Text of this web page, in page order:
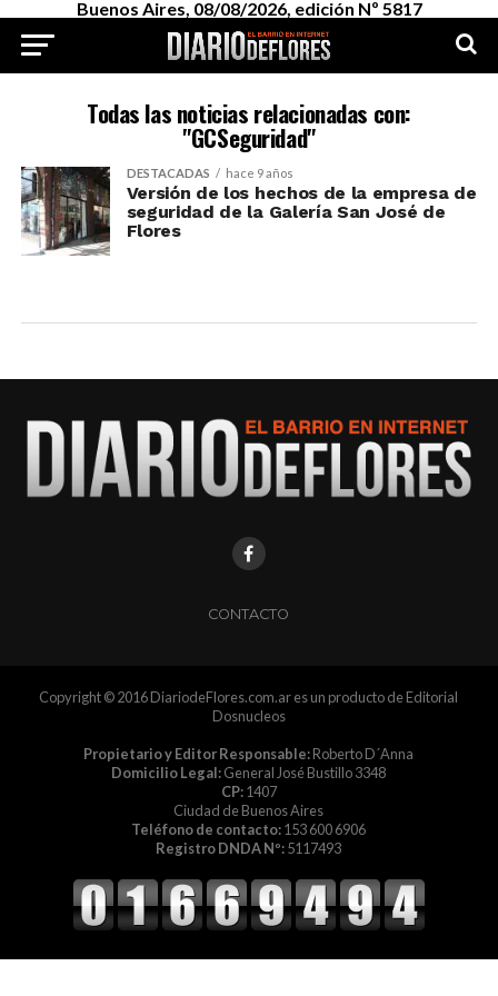
Buenos Aires, 08/08/2026, edición Nº 5817
Todas las noticias relacionadas con:
"GCSeguridad"
DESTACADAS hace 9 años
Versión de los hechos de la empresa de
seguridad de la Galería San José de
Flores
CONTACTO
Copyright © 2016 DiariodeFlores.com.ar es un producto de Editorial
Dosnucleos
Propietario y Editor Responsable:Roberto D´Anna
Domicilio Legal:General José Bustillo 3348
CP:1407
Ciudad de Buenos Aires
Teléfono de contacto:153 600 6906
Registro DNDA Nº:5117493